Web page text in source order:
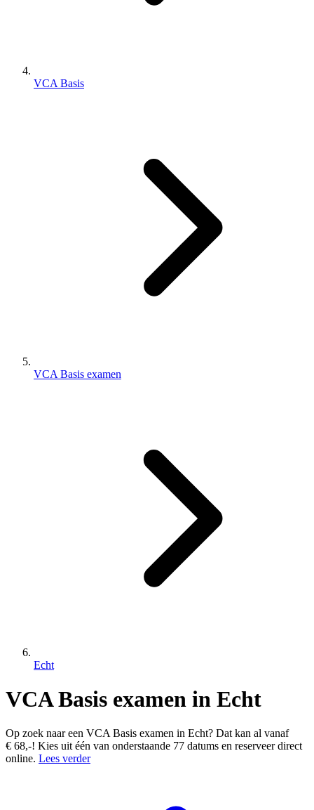
VCA Basis
VCA Basis examen
Echt
VCA Basis examen in Echt
Op zoek naar een VCA Basis examen in Echt? Dat kan al vanaf
€ 68,-! Kies uit één van onderstaande 77 datums en reserveer direct
online. Lees verder